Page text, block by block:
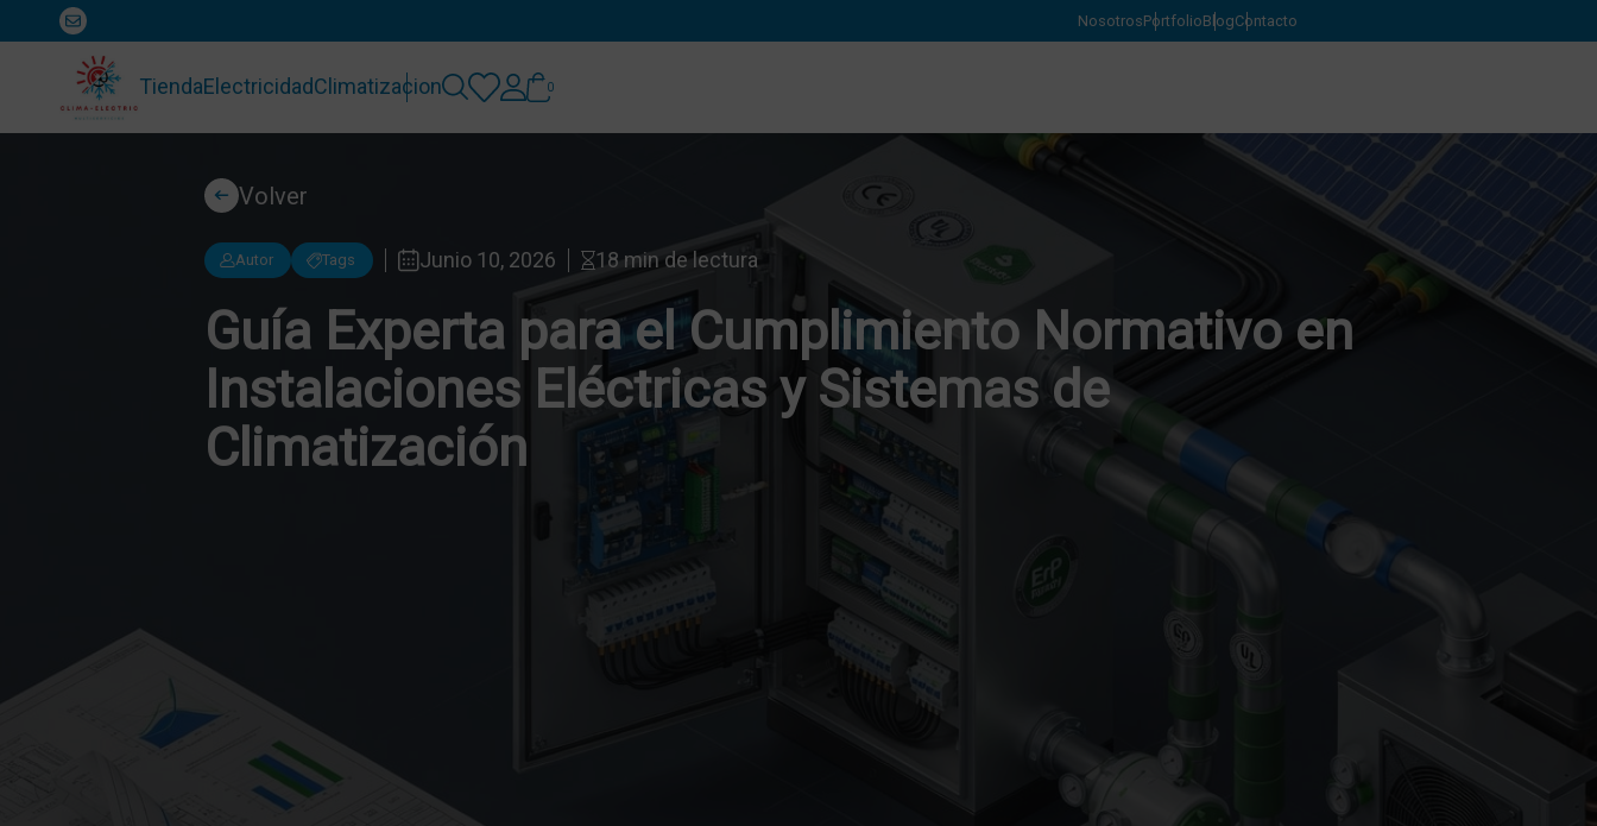
NosotrosPortfolioBlogContacto
TiendaElectricidadClimatizacion 0
Volver
Autor Tags Junio 10, 2026 18 min de lectura
Guía Experta para el Cumplimiento Normativo en
Instalaciones Eléctricas y Sistemas de
Climatización